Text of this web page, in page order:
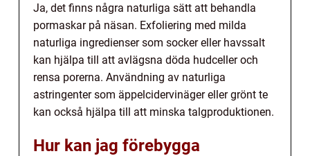
Ja, det finns några naturliga sätt att behandla
pormaskar på näsan. Exfoliering med milda
naturliga ingredienser som socker eller havssalt
kan hjälpa till att avlägsna döda hudceller och
rensa porerna. Användning av naturliga
astringenter som äppelcidervinäger eller grönt te
kan också hjälpa till att minska talgproduktionen.
Hur kan jag förebygga